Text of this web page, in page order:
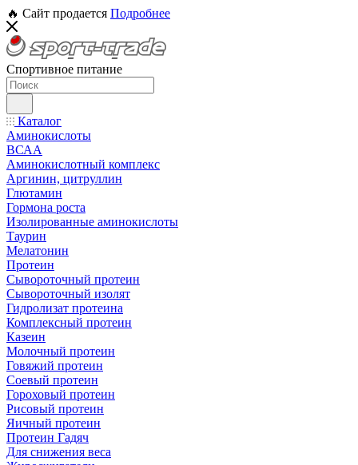
🔥 Сайт продается Подробнее
Спортивное питание
Каталог
Аминокислоты
ВСАА
Аминокислотный комплекс
Аргинин, цитруллин
Глютамин
Гормона роста
Изолированные аминокислоты
Таурин
Мелатонин
Протеин
Сывороточный протеин
Сывороточный изолят
Гидролизат протеина
Комплексный протеин
Казеин
Молочный протеин
Говяжий протеин
Соевый протеин
Гороховый протеин
Рисовый протеин
Яичный протеин
Протеин Гадяч
Для снижения веса